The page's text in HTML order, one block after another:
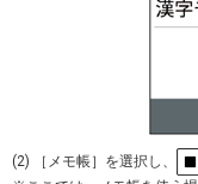
(2) ［メモ帳］を選択し、